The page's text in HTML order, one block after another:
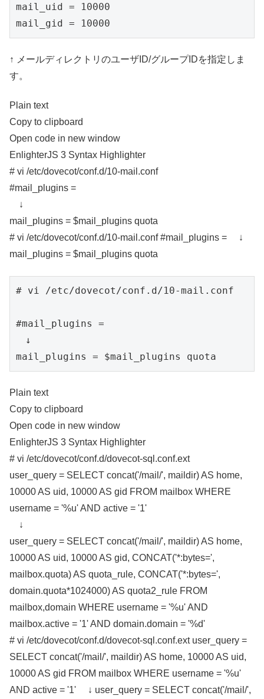
mail_uid = 10000
mail_gid = 10000
↑ メールディレクトリのユーザID/グループIDを指定しま
す。
Plain text
Copy to clipboard
Open code in new window
EnlighterJS 3 Syntax Highlighter
# vi /etc/dovecot/conf.d/10-mail.conf
#mail_plugins =
↓
mail_plugins = $mail_plugins quota
# vi /etc/dovecot/conf.d/10-mail.conf #mail_plugins = ↓
mail_plugins = $mail_plugins quota
# vi /etc/dovecot/conf.d/10-mail.conf
#mail_plugins =
↓
mail_plugins = $mail_plugins quota
Plain text
Copy to clipboard
Open code in new window
EnlighterJS 3 Syntax Highlighter
# vi /etc/dovecot/conf.d/dovecot-sql.conf.ext
user_query = SELECT concat('/mail/', maildir) AS home,
10000 AS uid, 10000 AS gid FROM mailbox WHERE
username = '%u' AND active = '1'
↓
user_query = SELECT concat('/mail/', maildir) AS home,
10000 AS uid, 10000 AS gid, CONCAT('*:bytes=',
mailbox.quota) AS quota_rule, CONCAT('*:bytes=',
domain.quota*1024000) AS quota2_rule FROM
mailbox,domain WHERE username = '%u' AND
mailbox.active = '1' AND domain.domain = '%d'
# vi /etc/dovecot/conf.d/dovecot-sql.conf.ext user_query =
SELECT concat('/mail/', maildir) AS home, 10000 AS uid,
10000 AS gid FROM mailbox WHERE username = '%u'
AND active = '1' ↓ user_query = SELECT concat('/mail/',